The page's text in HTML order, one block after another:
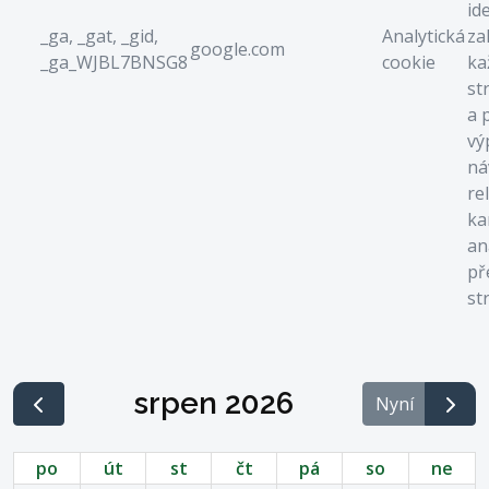
_ga, _gat, _gid,
_ga_WJBL7BNSG8
google.com
Analytická
cookie
a
srpen 2026 Nyní
po út st čt pá so
ne